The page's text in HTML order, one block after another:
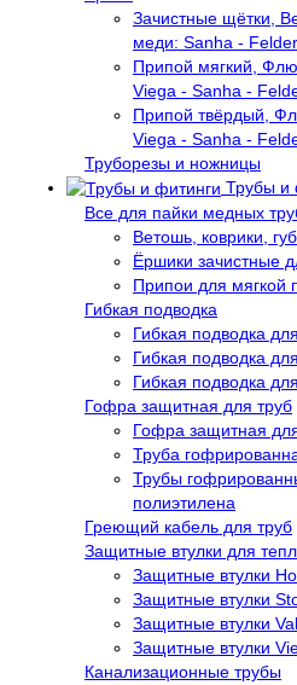
Зачистные щётки,
меди: Sanha - Felder
Припой мягкий,
Viega - Sanha -
Припой твёрдый,
Viega - Sanha -
Труборезы и ножницы
Трубы и
Все для пайки медных
Ветошь, коврики,
Ёршики зачистные
Припои для мягкой
Гибкая подводка
Гибкая подводка
Гибкая подводка
Гибкая подводка
Гофра защитная для труб
Гофра защитная
Труба
Трубы
полиэтилена
Греющий кабель для труб
Защитные втулки для
Защитные втулки
Защитные втулки
Защитные втулки
Защитные втулки
Канализационные трубы